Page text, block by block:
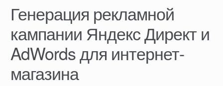
Генерация рекламной
кампании Яндекс Директ и
AdWords для интернет-
магазина